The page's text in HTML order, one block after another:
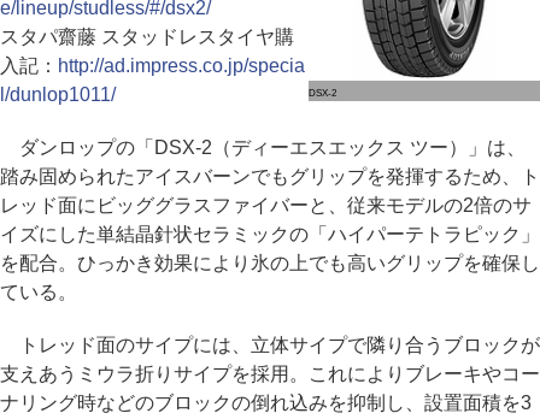
DSX-2
e/lineup/studless/#/dsx2/
スタパ齋藤 スタッドレスタイヤ購
入記： http://ad.impress.co.jp/specia
l/dunlop1011/
ダンロップの「DSX-2（ディーエスエックス ツー）」は、
踏み固められたアイスバーンでもグリップを発揮するため、ト
レッド面にビッググラスファイバーと、従来モデルの2倍のサ
イズにした単結晶針状セラミックの「ハイパーテトラピック」
を配合。ひっかき効果により氷の上でも高いグリップを確保し
ている。
トレッド面のサイプには、立体サイプで隣り合うブロックが
支えあうミウラ折りサイプを採用。これによりブレーキやコー
ナリング時などのブロックの倒れ込みを抑制し、設置面積を3